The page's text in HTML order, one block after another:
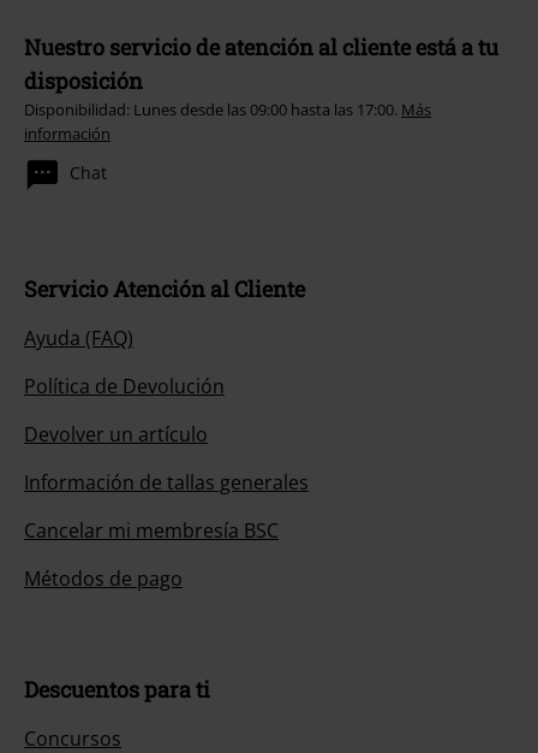
Nuestro servicio de atención al cliente está a tu
disposición
Disponibilidad: Lunes desde las 09:00 hasta las 17:00. Más
información
Chat
Servicio Atención al Cliente
Ayuda (FAQ)
Política de Devolución
Devolver un artículo
Información de tallas generales
Cancelar mi membresía BSC
Métodos de pago
Descuentos para ti
Concursos